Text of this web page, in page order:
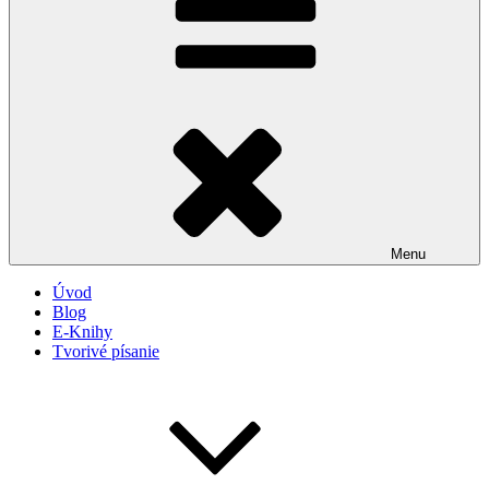
Menu
Úvod
Blog
E-Knihy
Tvorivé písanie